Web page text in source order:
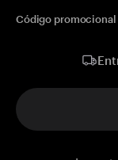
Código promocional